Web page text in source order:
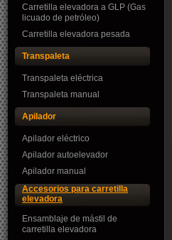
Carretilla elevadora a GLP (Gas
licuado de petróleo)
Carretilla elevadora pesada
Transpaleta
Transpaleta eléctrica
Transpaleta manual
Apilador
Apilador eléctrico
Apilador autoelevador
Apilador manual
Accesorios para carretilla
elevadora
Ensamblaje de mástil de
carretilla elevadora